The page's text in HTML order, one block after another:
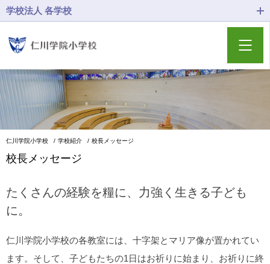
学校法人 各学校
仁川学院小学校 学校紹介 校長メッセージ
校長メッセージ
たくさんの経験を糧に、力強く生きる子ども
に。
仁川学院小学校の各教室には、十字架とマリア像が置かれてい
ます。そして、子どもたちの1日はお祈りに始まり、お祈りに終